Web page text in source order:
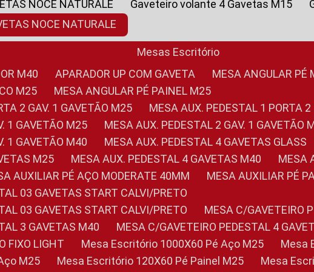
NOCE NATURALE
Gaveteiro volante 4 Gavetas M15
NOCE NATURALE
Mesas Escritório
M40 APARADOR UP COM GAVETA
MESA ANGULAR
M25
MESA ANGULAR PÉ PAINEL M25
2 GAV. 1 GAVETÃO M25
MESA AUX. PEDESTAL 1 PORTA
1 GAVETÃO M25
MESA AUX. PEDESTAL 2 GAV. 1 GAVETÃO
1 GAVETÃO M40
MESA AUX. PEDESTAL 4 GAVETAS GLASS
M25
MESA AUX. PEDESTAL 4 GAVETAS M40
AUXILIAR PÉ AÇO MODERATE 40MM
MESA AUXILIAR PÉ
03 GAVETAS START CALVI/PRETO
03 GAVETAS START CALVI/PRETO
MESA C/
3 GAVETAS M40
MESA C/GAVETEIRO PEDESTAL 4
FIXO LIGHT
Mesa Escritório 1000X60 Pé Aço M25
M25
Mesa Escritório 120X60 Pé Painel M25
Mesa